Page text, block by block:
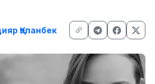
Қапанбек